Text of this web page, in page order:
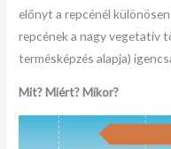
előnyt a repcénél
repcének a nagy vegetatív
termésképzés alapja)
Mit? Miért? Mikor?